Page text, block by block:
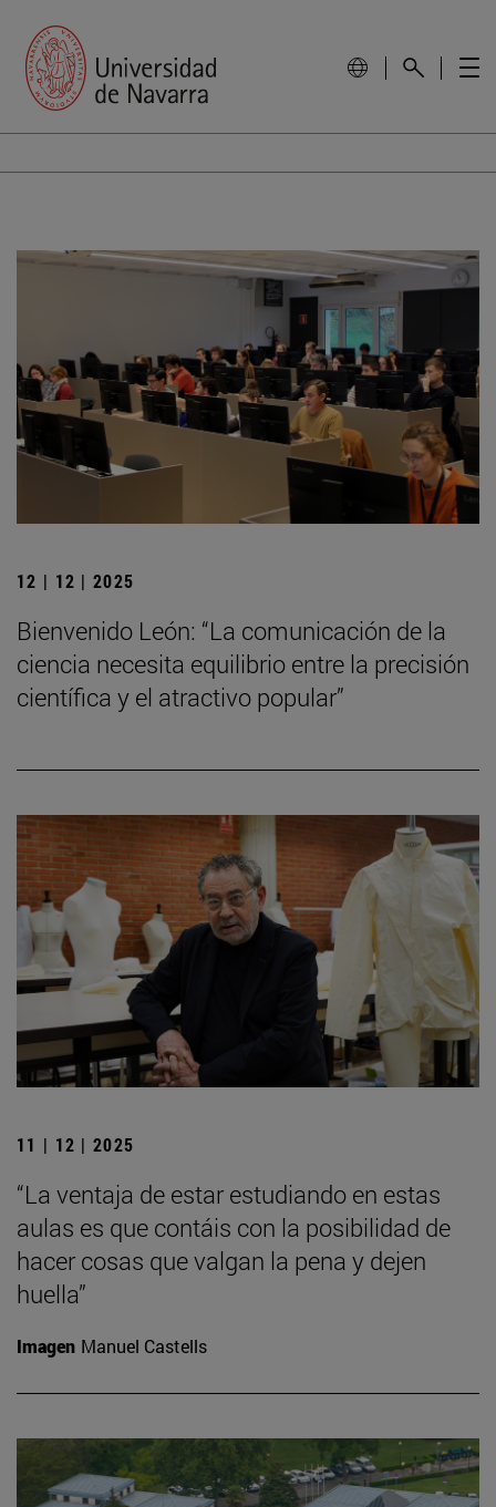
12 | 12 | 2025
Bienvenido León: “La comunicación de la
ciencia necesita equilibrio entre la precisión
científica y el atractivo popular”
11 | 12 | 2025
“La ventaja de estar estudiando en estas
aulas es que contáis con la posibilidad de
hacer cosas que valgan la pena y dejen
huella”
Imagen Manuel Castells